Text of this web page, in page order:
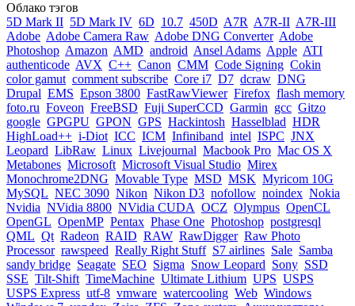
Облако тэгов
5D Mark II 5D Mark IV 6D 10.7 450D A7R A7R-II A7R-III
Adobe Adobe Camera Raw Adobe DNG Converter Adobe
Photoshop Amazon AMD android Ansel Adams Apple ATI
authenticode AVX C++ Canon CMM Code Signing Cokin
color gamut comment subscribe Core i7 D7 dcraw DNG
Drupal EMS Epson 3800 FastRawViewer Firefox flash memory
foto.ru Foveon FreeBSD Fuji SuperCCD Garmin gcc Gitzo
google GPGPU GPON GPS Hackintosh Hasselblad HDR
HighLoad++ i-Diot ICC ICM Infiniband intel ISPC JNX
Leopard LibRaw Linux Livejournal Macbook Pro Mac OS X
Metabones Microsoft Microsoft Visual Studio Mirex
Monochrome2DNG Movable Type MSD MSK Myricom 10G
MySQL NEC 3090 Nikon Nikon D3 nofollow noindex Nokia
Nvidia NVidia 8800 NVidia CUDA OCZ Olympus OpenCL
OpenGL OpenMP Pentax Phase One Photoshop postgresql
QML Qt Radeon RAID RAW RawDigger Raw Photo
Processor rawspeed Really Right Stuff S7 airlines Sale Samba
sandy bridge Seagate SEO Sigma Snow Leopard Sony SSD
SSE Tilt-Shift TimeMachine Ultimate Lithium UPS USPS
USPS Express utf-8 vmware watercooling Web Windows